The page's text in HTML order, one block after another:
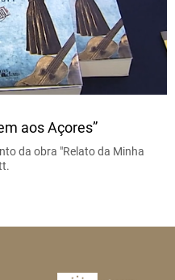
aos Açores”
da obra "Relato da Minha